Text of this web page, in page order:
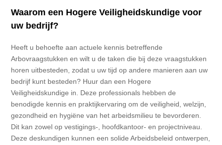
Waarom een Hogere Veiligheidskundige voor
uw bedrijf?
Heeft u behoefte aan actuele kennis betreffende
Arbovraagstukken en wilt u de taken die bij deze vraagstukken
horen uitbesteden, zodat u uw tijd op andere manieren aan uw
bedrijf kunt besteden? Huur dan een Hogere
Veiligheidskundige in. Deze professionals hebben de
benodigde kennis en praktijkervaring om de veiligheid, welzijn,
gezondheid en hygiëne van het arbeidsmilieu te bevorderen.
Dit kan zowel op vestigings-, hoofdkantoor- en projectniveau.
Deze deskundigen kunnen een solide Arbeidsbeleid ontwerpen,